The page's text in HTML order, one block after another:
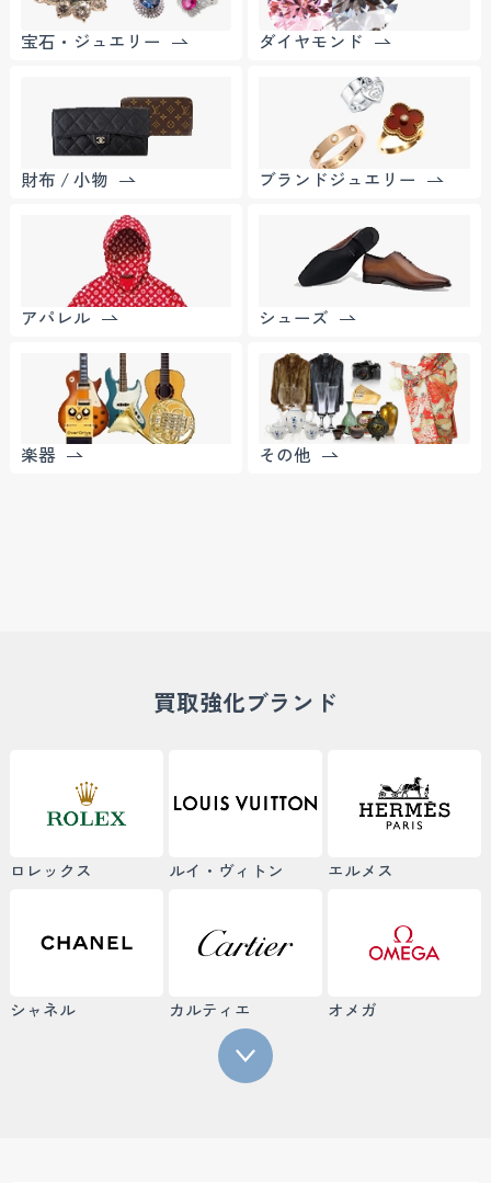
宝石・ジュエリー ダイヤモンド
財布 / 小物 ブランドジュエリー
アパレル シューズ
楽器 その他
買取強化ブランド
ロレックス ルイ・ヴィトン エルメス
シャネル カルティエ オメガ